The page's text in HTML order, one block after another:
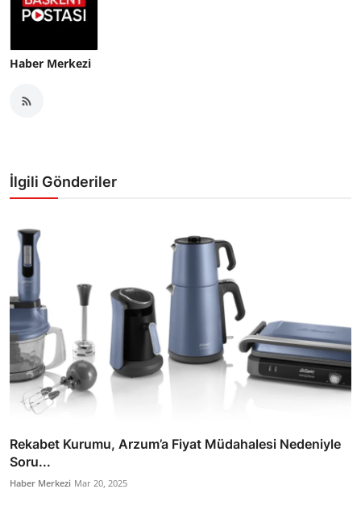
Haber Merkezi
İlgili Gönderiler
Rekabet Kurumu, Arzum’a Fiyat Müdahalesi Nedeniyle
Soru...
Haber Merkezi Mar 20, 2025